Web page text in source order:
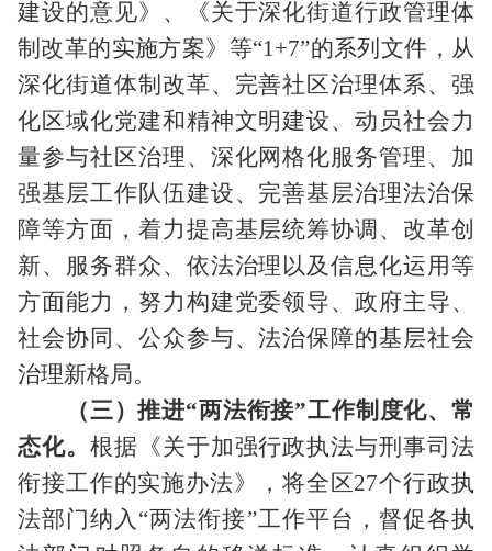
建设的意见》、《关于深化街道行政管理体
制改革的实施方案》等“1+7”的系列文件，从
深化街道体制改革、完善社区治理体系、强
化区域化党建和精神文明建设、动员社会力
量参与社区治理、深化网格化服务管理、加
强基层工作队伍建设、完善基层治理法治保
障等方面，着力提高基层统筹协调、改革创
新、服务群众、依法治理以及信息化运用等
方面能力，努力构建党委领导、政府主导、
社会协同、公众参与、法治保障的基层社会
治理新格局。
（三）推进“两法衔接”工作制度化、常
态化。 根据《关于加强行政执法与刑事司法
衔接工作的实施办法》，将全区27个行政执
法部门纳入“两法衔接”工作平台，督促各执